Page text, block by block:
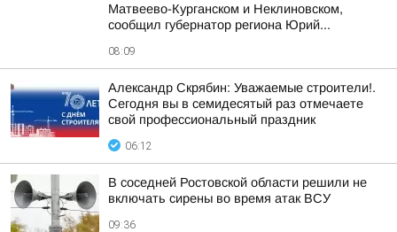
Матвеево-Курганском и Неклиновском,
сообщил губернатор региона Юрий...
08:09
Александр Скрябин: Уважаемые строители!.
Сегодня вы в семидесятый раз отмечаете
свой профессиональный праздник
06:12
В соседней Ростовской области решили не
включать сирены во время атак ВСУ
09:36